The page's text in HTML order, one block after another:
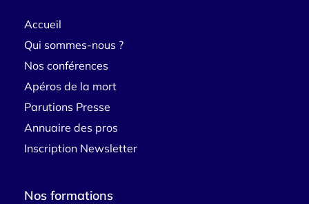
Accueil
Qui sommes-nous ?
Nos conférences
Apéros de la mort
Parutions Presse
Annuaire des pros
Inscription Newsletter
Nos formations